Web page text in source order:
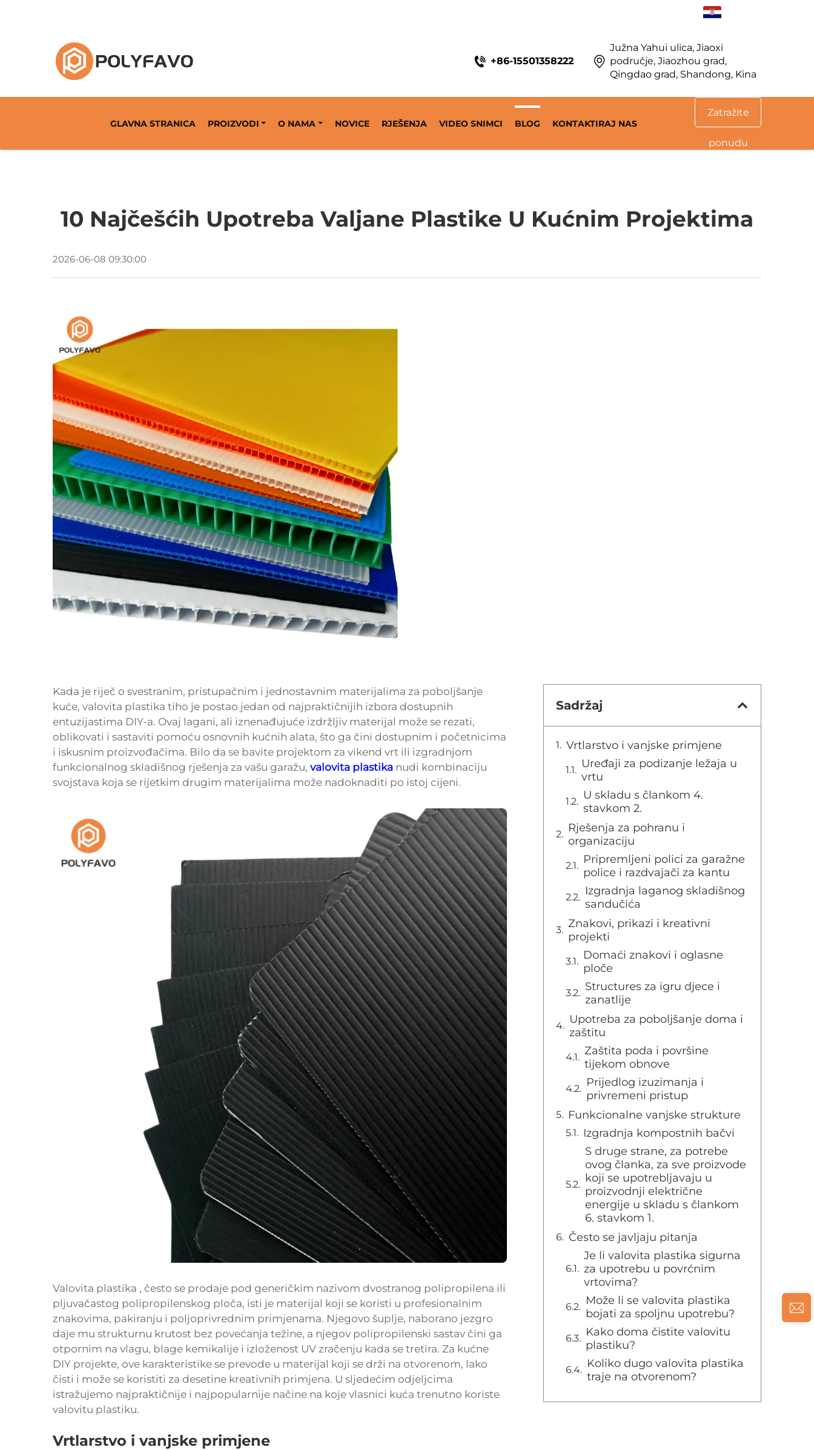
+86-15501358222
Južna Yahui ulica, Jiaoxi
područje, Jiaozhou grad,
Qingdao grad, Shandong, Kina
GLAVNA STRANICA PROIZVODI O NAMA NOVICE RJEŠENJA VIDEO SNIMCI BLOG KONTAKTIRAJ NAS
Zatražite
ponudu
10 Najčešćih Upotreba Valjane Plastike U Kućnim Projektima
2026-06-08 09:30:00
Kada je riječ o svestranim, pristupačnim i jednostavnim materijalima za poboljšanje
kuće, valovita plastika tiho je postao jedan od najpraktičnijih izbora dostupnih
entuzijastima DIY-a. Ovaj lagani, ali iznenađujuće izdržljiv materijal može se rezati,
oblikovati i sastaviti pomoću osnovnih kućnih alata, što ga čini dostupnim i početnicima
i iskusnim proizvođačima. Bilo da se bavite projektom za vikend vrt ili izgradnjom
funkcionalnog skladišnog rješenja za vašu garažu, valovita plastika nudi kombinaciju
svojstava koja se rijetkim drugim materijalima može nadoknaditi po istoj cijeni.
Valovita plastika , često se prodaje pod generičkim nazivom dvostranog polipropilena ili
pljuvačastog polipropilenskog ploča, isti je materijal koji se koristi u profesionalnim
znakovima, pakiranju i poljoprivrednim primjenama. Njegovo šuplje, naborano jezgro
daje mu strukturnu krutost bez povećanja težine, a njegov polipropilenski sastav čini ga
otpornim na vlagu, blage kemikalije i izloženost UV zračenju kada se tretira. Za kućne
DIY projekte, ove karakteristike se prevode u materijal koji se drži na otvorenom, lako
čisti i može se koristiti za desetine kreativnih primjena. U sljedećim odjeljcima
istražujemo najpraktičnije i najpopularnije načine na koje vlasnici kuća trenutno koriste
valovitu plastiku.
Vrtlarstvo i vanjske primjene
Sadržaj
Vrtlarstvo i vanjske primjene
Uređaji za podizanje ležaja u
vrtu
U skladu s člankom 4.
stavkom 2.
Rješenja za pohranu i
organizaciju
Pripremljeni polici za garažne
police i razdvajači za kantu
Izgradnja laganog skladišnog
sandučića
Znakovi, prikazi i kreativni
projekti
Domaći znakovi i oglasne
ploče
Structures za igru djece i
zanatlije
Upotreba za poboljšanje doma i
zaštitu
Zaštita poda i površine
tijekom obnove
Prijedlog izuzimanja i
privremeni pristup
Funkcionalne vanjske strukture
Izgradnja kompostnih bačvi
S druge strane, za potrebe
ovog članka, za sve proizvode
koji se upotrebljavaju u
proizvodnji električne
energije u skladu s člankom
6. stavkom 1.
Često se javljaju pitanja
Je li valovita plastika sigurna
za upotrebu u povrćnim
vrtovima?
Može li se valovita plastika
bojati za spoljnu upotrebu?
Kako doma čistite valovitu
plastiku?
Koliko dugo valovita plastika
traje na otvorenom?